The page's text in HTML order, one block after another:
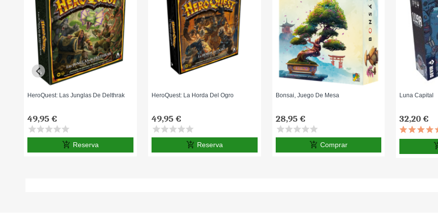
HeroQuest: Las Junglas De Delthrak
49,95 €
starstarstarstarstar
add_shopping_cart Reserva
HeroQuest: La Horda Del Ogro
49,95 €
starstarstarstarstar
add_shopping_cart Reserva
Bonsai, Juego De Mesa
28,95 €
starstarstarstarstar
add_shopping_cart Comprar
Luna Capital
32,20 €